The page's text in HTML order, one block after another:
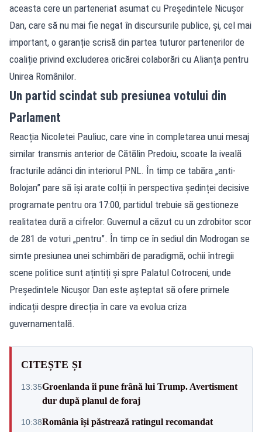
aceasta cere un parteneriat asumat cu Președintele Nicușor
Dan, care să nu mai fie negat în discursurile publice, și, cel mai
important, o garanție scrisă din partea tuturor partenerilor de
coaliție privind excluderea oricărei colaborări cu Alianța pentru
Unirea Românilor.
Un partid scindat sub presiunea votului din
Parlament
Reacția Nicoletei Pauliuc, care vine în completarea unui mesaj
similar transmis anterior de Cătălin Predoiu, scoate la iveală
fracturile adânci din interiorul PNL. În timp ce tabăra „anti-
Bolojan” pare să își arate colții în perspectiva ședinței decisive
programate pentru ora 17:00, partidul trebuie să gestioneze
realitatea dură a cifrelor: Guvernul a căzut cu un zdrobitor scor
de 281 de voturi „pentru”. În timp ce în sediul din Modrogan se
simte presiunea unei schimbări de paradigmă, ochii întregii
scene politice sunt ațintiți și spre Palatul Cotroceni, unde
Președintele Nicușor Dan este așteptat să ofere primele
indicații despre direcția în care va evolua criza
guvernamentală.
CITEȘTE ȘI
13:35Groenlanda îi pune frână lui Trump. Avertisment
dur după planul de foraj
10:38România își păstrează ratingul recomandat